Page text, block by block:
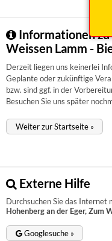
Informationen zu
Weissen Lamm -
Derzeit liegen uns keinerlei
Geplante oder zukünftige
bzw. sind ggf. in der
Besuchen Sie uns später
Weiter zur Startseite »
Externe Hilfe
Durchsuchen Sie das Internet
Hohenberg an der Eger, Zum
Googlesuche »